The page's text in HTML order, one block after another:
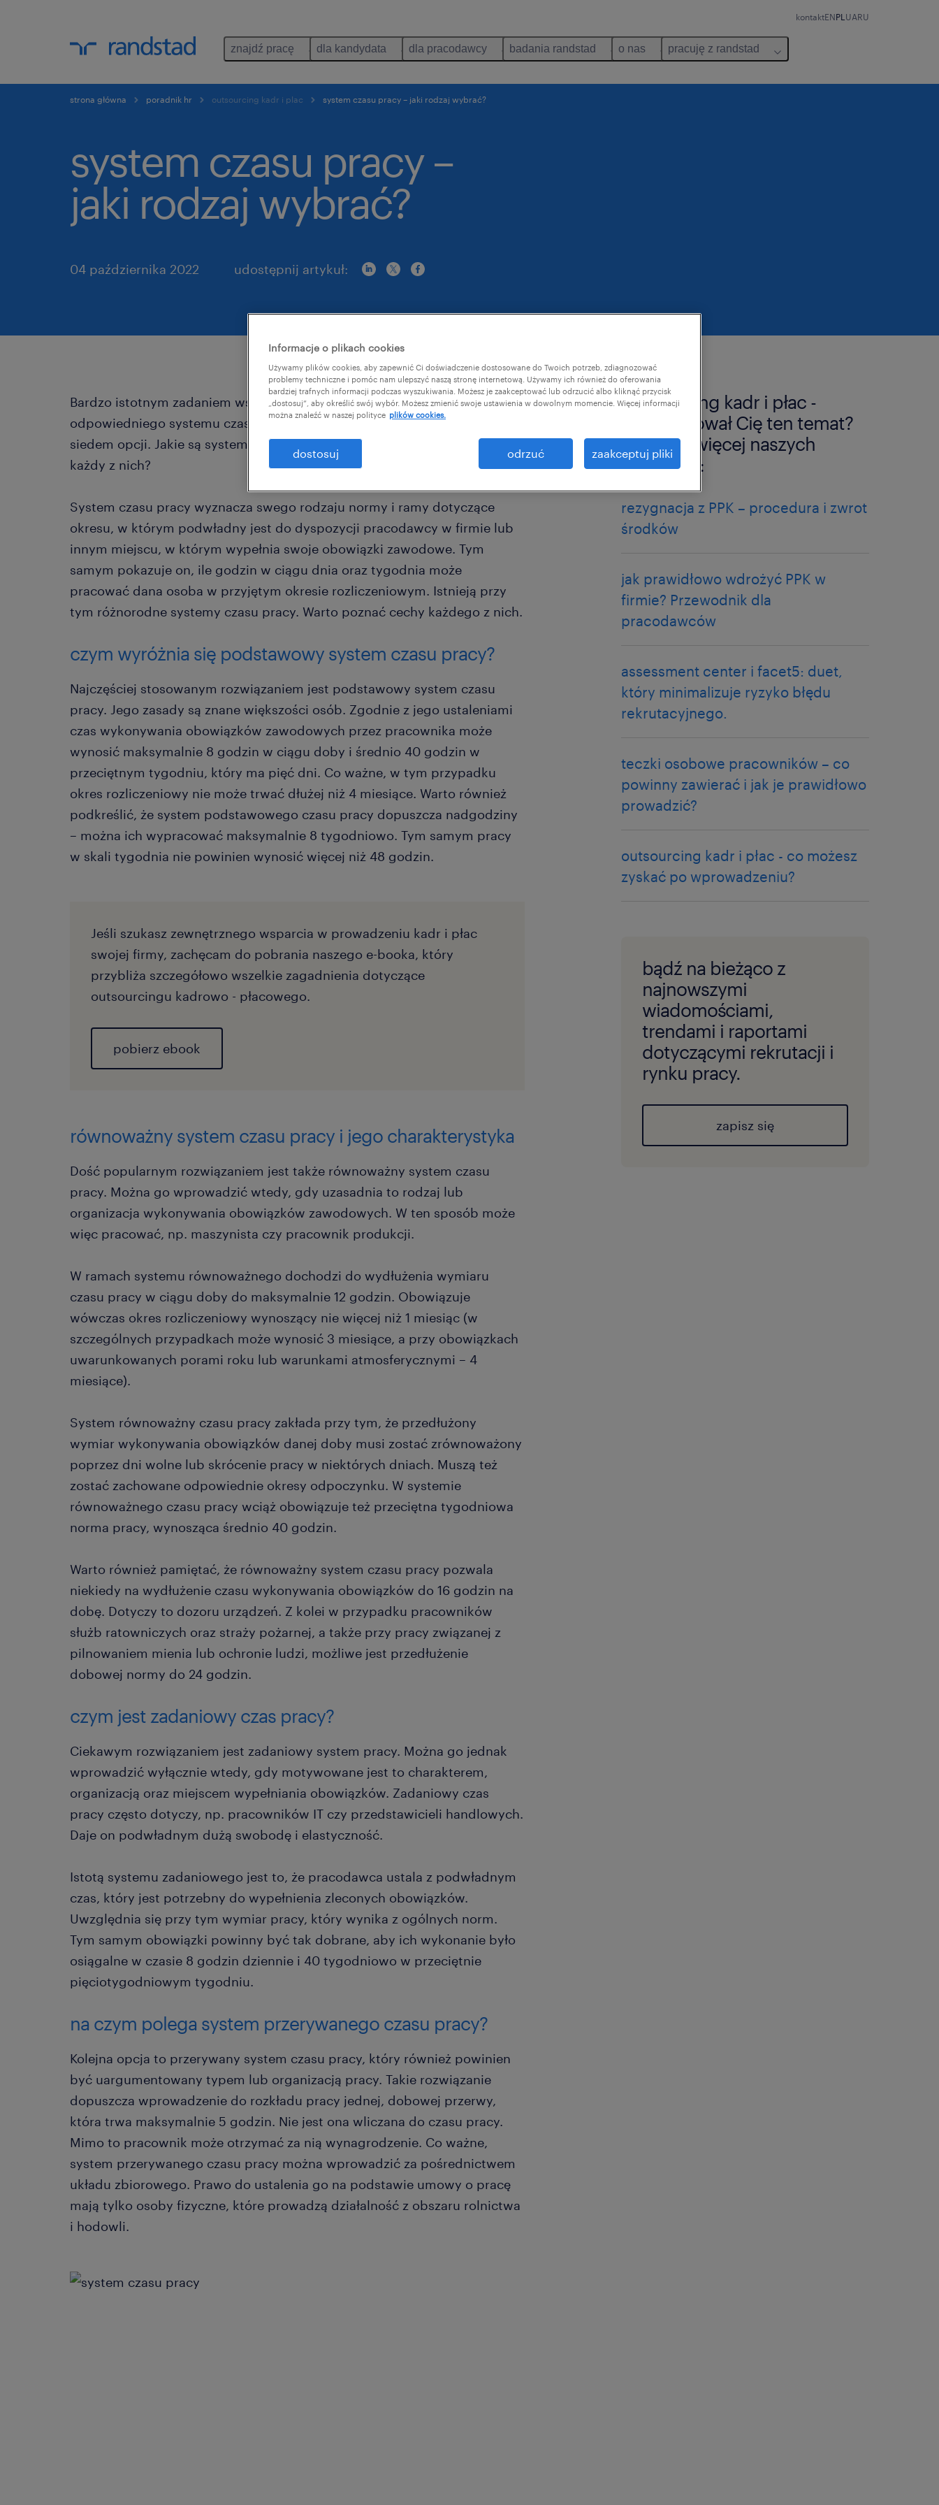
kontaktENPL UARU
znajdź pracę dla kandydata dla pracodawcy badania randstad o nas pracuję z randstad
strona główna poradnik hr outsourcing kadr i plac system czasu pracy – jaki rodzaj wybrać?
system czasu pracy –
jaki rodzaj wybrać?
04 października 2022 udostępnij artykuł:
Bardzo istotnym zadaniem wszystkich pracodawców jest m.in. wybór
odpowiedniego systemu czasu pracy. Pod tym względem istnieje aż
siedem opcji. Jakie są systemy czasu pracy i czym charakteryzuje się
każdy z nich?
System czasu pracy wyznacza swego rodzaju normy i ramy dotyczące
okresu, w którym podwładny jest do dyspozycji pracodawcy w firmie lub
innym miejscu, w którym wypełnia swoje obowiązki zawodowe. Tym
samym pokazuje on, ile godzin w ciągu dnia oraz tygodnia może
pracować dana osoba w przyjętym okresie rozliczeniowym. Istnieją przy
tym różnorodne systemy czasu pracy. Warto poznać cechy każdego z nich.
czym wyróżnia się podstawowy system czasu pracy?
Najczęściej stosowanym rozwiązaniem jest podstawowy system czasu
pracy. Jego zasady są znane większości osób. Zgodnie z jego ustaleniami
czas wykonywania obowiązków zawodowych przez pracownika może
wynosić maksymalnie 8 godzin w ciągu doby i średnio 40 godzin w
przeciętnym tygodniu, który ma pięć dni. Co ważne, w tym przypadku
okres rozliczeniowy nie może trwać dłużej niż 4 miesiące. Warto również
podkreślić, że system podstawowego czasu pracy dopuszcza nadgodziny
– można ich wypracować maksymalnie 8 tygodniowo. Tym samym pracy
w skali tygodnia nie powinien wynosić więcej niż 48 godzin.
Jeśli szukasz zewnętrznego wsparcia w prowadzeniu kadr i płac
swojej firmy, zachęcam do pobrania naszego e-booka, który
przybliża szczegółowo wszelkie zagadnienia dotyczące
outsourcingu kadrowo - płacowego.
pobierz ebook
równoważny system czasu pracy i jego charakterystyka
Dość popularnym rozwiązaniem jest także równoważny system czasu
pracy. Można go wprowadzić wtedy, gdy uzasadnia to rodzaj lub
organizacja wykonywania obowiązków zawodowych. W ten sposób może
więc pracować, np. maszynista czy pracownik produkcji.
W ramach systemu równoważnego dochodzi do wydłużenia wymiaru
czasu pracy w ciągu doby do maksymalnie 12 godzin. Obowiązuje
wówczas okres rozliczeniowy wynoszący nie więcej niż 1 miesiąc (w
szczególnych przypadkach może wynosić 3 miesiące, a przy obowiązkach
uwarunkowanych porami roku lub warunkami atmosferycznymi – 4
miesiące).
System równoważny czasu pracy zakłada przy tym, że przedłużony
wymiar wykonywania obowiązków danej doby musi zostać zrównoważony
poprzez dni wolne lub skrócenie pracy w niektórych dniach. Muszą też
zostać zachowane odpowiednie okresy odpoczynku. W systemie
równoważnego czasu pracy wciąż obowiązuje też przeciętna tygodniowa
norma pracy, wynosząca średnio 40 godzin.
Warto również pamiętać, że równoważny system czasu pracy pozwala
niekiedy na wydłużenie czasu wykonywania obowiązków do 16 godzin na
dobę. Dotyczy to dozoru urządzeń. Z kolei w przypadku pracowników
służb ratowniczych oraz straży pożarnej, a także przy pracy związanej z
pilnowaniem mienia lub ochronie ludzi, możliwe jest przedłużenie
dobowej normy do 24 godzin.
czym jest zadaniowy czas pracy?
Ciekawym rozwiązaniem jest zadaniowy system pracy. Można go jednak
wprowadzić wyłącznie wtedy, gdy motywowane jest to charakterem,
organizacją oraz miejscem wypełniania obowiązków. Zadaniowy czas
pracy często dotyczy, np. pracowników IT czy przedstawicieli handlowych.
Daje on podwładnym dużą swobodę i elastyczność.
Istotą systemu zadaniowego jest to, że pracodawca ustala z podwładnym
czas, który jest potrzebny do wypełnienia zleconych obowiązków.
Uwzględnia się przy tym wymiar pracy, który wynika z ogólnych norm.
Tym samym obowiązki powinny być tak dobrane, aby ich wykonanie było
osiągalne w czasie 8 godzin dziennie i 40 tygodniowo w przeciętnie
pięciotygodniowym tygodniu.
na czym polega system przerywanego czasu pracy?
Kolejna opcja to przerywany system czasu pracy, który również powinien
być uargumentowany typem lub organizacją pracy. Takie rozwiązanie
dopuszcza wprowadzenie do rozkładu pracy jednej, dobowej przerwy,
która trwa maksymalnie 5 godzin. Nie jest ona wliczana do czasu pracy.
Mimo to pracownik może otrzymać za nią wynagrodzenie. Co ważne,
system przerywanego czasu pracy można wprowadzić za pośrednictwem
układu zbiorowego. Prawo do ustalenia go na podstawie umowy o pracę
mają tylko osoby fizyczne, które prowadzą działalność z obszaru rolnictwa
i hodowli.
outsourcing kadr i płac -
zainteresował Cię ten temat?
sprawdź więcej naszych
artykułów:
rezygnacja z PPK – procedura i zwrot
środków
jak prawidłowo wdrożyć PPK w
firmie? Przewodnik dla
pracodawców
assessment center i facet5: duet,
który minimalizuje ryzyko błędu
rekrutacyjnego.
teczki osobowe pracowników – co
powinny zawierać i jak je prawidłowo
prowadzić?
outsourcing kadr i płac - co możesz
zyskać po wprowadzeniu?
bądź na bieżąco z
najnowszymi
wiadomościami,
trendami i raportami
dotyczącymi rekrutacji i
rynku pracy.
zapisz się
Informacje o plikach cookies
Używamy plików cookies, aby zapewnić Ci doświadczenie dostosowane do Twoich potrzeb, zdiagnozować
problemy techniczne i pomóc nam ulepszyć naszą stronę internetową. Używamy ich również do oferowania
bardziej trafnych informacji podczas wyszukiwania. Możesz je zaakceptować lub odrzucić albo kliknąć przycisk
„dostosuj”, aby określić swój wybór. Możesz zmienić swoje ustawienia w dowolnym momencie. Więcej informacji
można znaleźć w naszej polityce plików cookies.
dostosuj odrzuć zaakceptuj pliki